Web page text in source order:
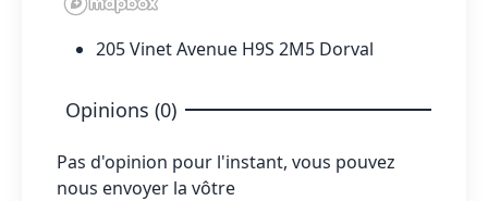
205 Vinet Avenue H9S 2M5 Dorval
Opinions (0)
Pas d'opinion pour l'instant, vous pouvez
nous envoyer la vôtre